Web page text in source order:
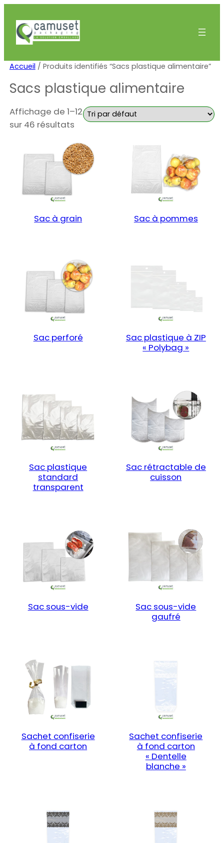
Accueil / Produits identifiés “Sacs plastique alimentaire”
Sacs plastique alimentaire
Affichage de 1–12
sur 46 résultats
Sac à grain Sac à pommes
Sac perforé
Sac plastique à ZIP
« Polybag »
Sac plastique
standard
transparent
Sac rétractable de
cuisson
Sac sous-vide
Sac sous-vide
gaufré
Sachet confiserie
à fond carton
Sachet confiserie
à fond carton
« Dentelle
blanche »